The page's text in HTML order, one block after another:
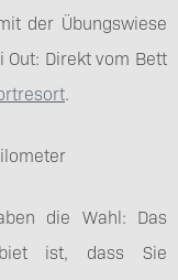
der Übungswiese
Out: Direkt vom Bett
.
die Wahl: Das
ist, dass Sie